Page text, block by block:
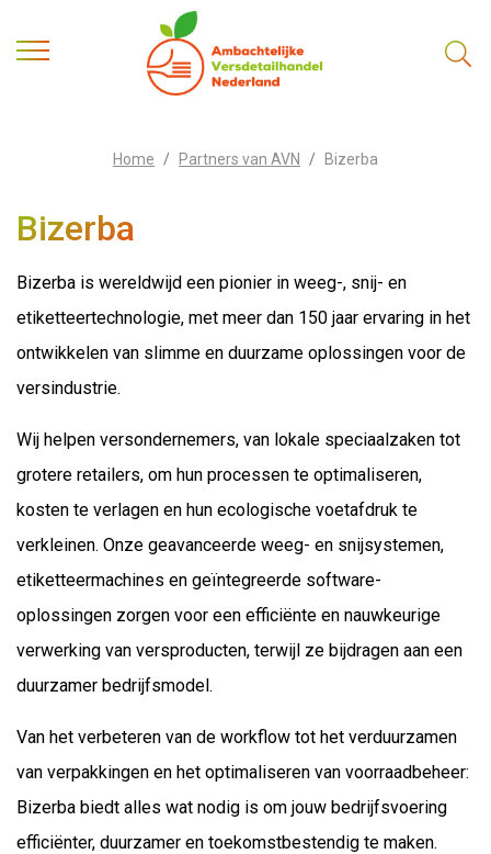
Home Partners van AVN Bizerba
Bizerba
Bizerba is wereldwijd een pionier in weeg-, snij- en
etiketteertechnologie, met meer dan 150 jaar ervaring in het
ontwikkelen van slimme en duurzame oplossingen voor de
versindustrie.
Wij helpen versondernemers, van lokale speciaalzaken tot
grotere retailers, om hun processen te optimaliseren,
kosten te verlagen en hun ecologische voetafdruk te
verkleinen. Onze geavanceerde weeg- en snijsystemen,
etiketteermachines en geïntegreerde software-
oplossingen zorgen voor een efficiënte en nauwkeurige
verwerking van versproducten, terwijl ze bijdragen aan een
duurzamer bedrijfsmodel.
Van het verbeteren van de workflow tot het verduurzamen
van verpakkingen en het optimaliseren van voorraadbeheer:
Bizerba biedt alles wat nodig is om jouw bedrijfsvoering
efficiënter, duurzamer en toekomstbestendig te maken.